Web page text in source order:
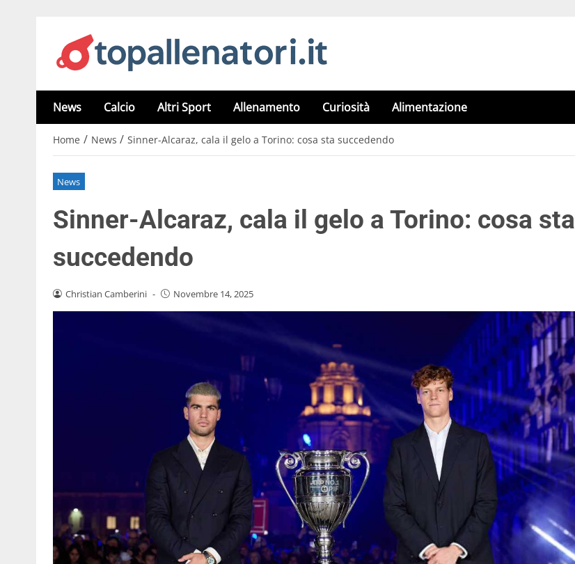
News Calcio Altri Sport Allenamento Curiosità Alimentazione
Home / News / Sinner-Alcaraz, cala il gelo a Torino: cosa sta succedendo
News
Sinner-Alcaraz, cala il gelo a Torino: cosa sta
succedendo
Christian Camberini - Novembre 14, 2025